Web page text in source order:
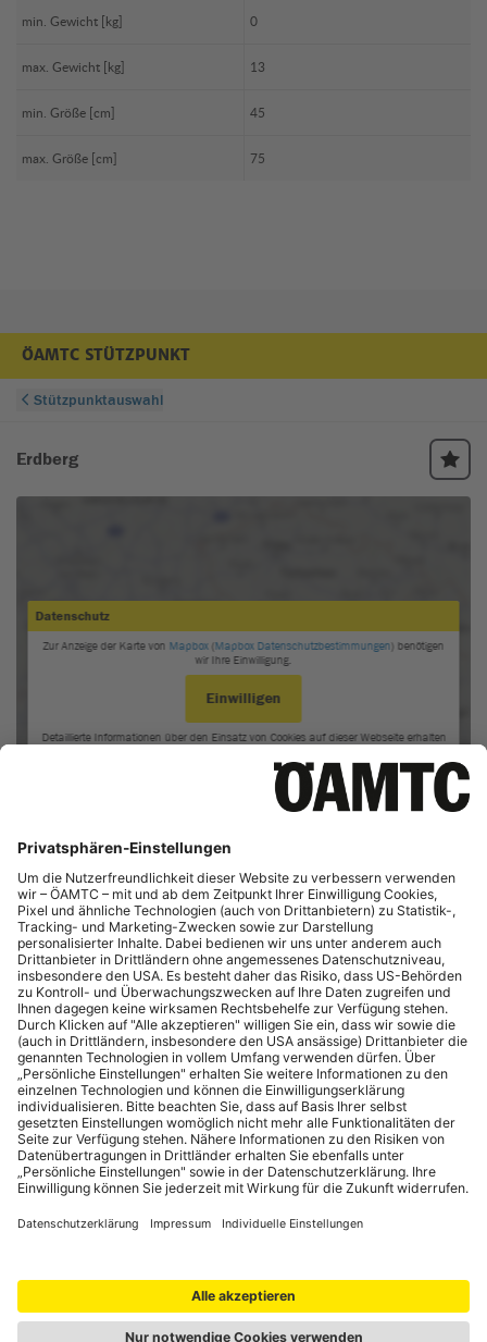
min. Gewicht [kg] 0
max. Gewicht [kg] 13
min. Größe [cm] 45
max. Größe [cm] 75
ÖAMTC STÜTZPUNKT